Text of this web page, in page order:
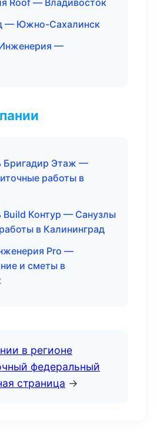
Roof — Владивосток
— Южно-Сахалинск
—
Бригадир Этаж —
работы в
Build Контур — Санузлы
в Калининград
Pro —
и сметы в
в регионе
федеральный
страница →